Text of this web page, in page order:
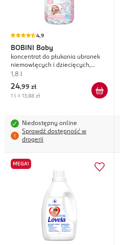
4,9
BOBINI Baby
koncentrat do płukania ubranek
niemowlęcych i dziecięcych,
hipoalergiczny
1,8 l
24,99 zł
1 l = 13,88 zł
Niedostępny online
Sprawdź dostępność w
drogerii
MEGA!